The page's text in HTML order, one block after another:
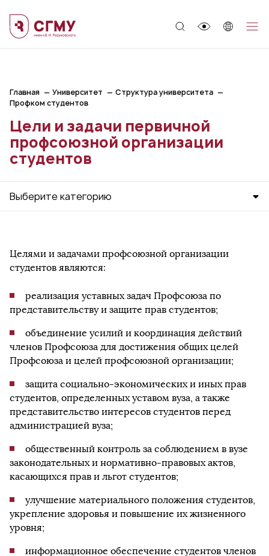
Главная Университет
Структура университета
Профком студентов
Цели и задачи первичной
профсоюзной организации
студентов
Выберите категорию
Целями и задачами профсоюзной организации
студентов являются:
реализация уставных задач Профсоюза по
представительству и защите прав студентов;
объединение усилий и координация действий
членов Профсоюза для достижения общих целей
Профсоюза и целей профсоюзной организации;
защита социально-экономических и иных прав
студентов, определенных уставом вуза, а также
представительство интересов студентов перед
администрацией вуза;
общественный контроль за соблюдением в вузе
законодательных и нормативно-правовых актов,
касающихся прав и льгот студентов;
улучшение материального положения студентов,
укрепление здоровья и повышение их жизненного
уровня;
информационное обеспечение студентов членов